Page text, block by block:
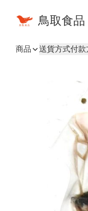
鳥取食
商品 送貨方式付款